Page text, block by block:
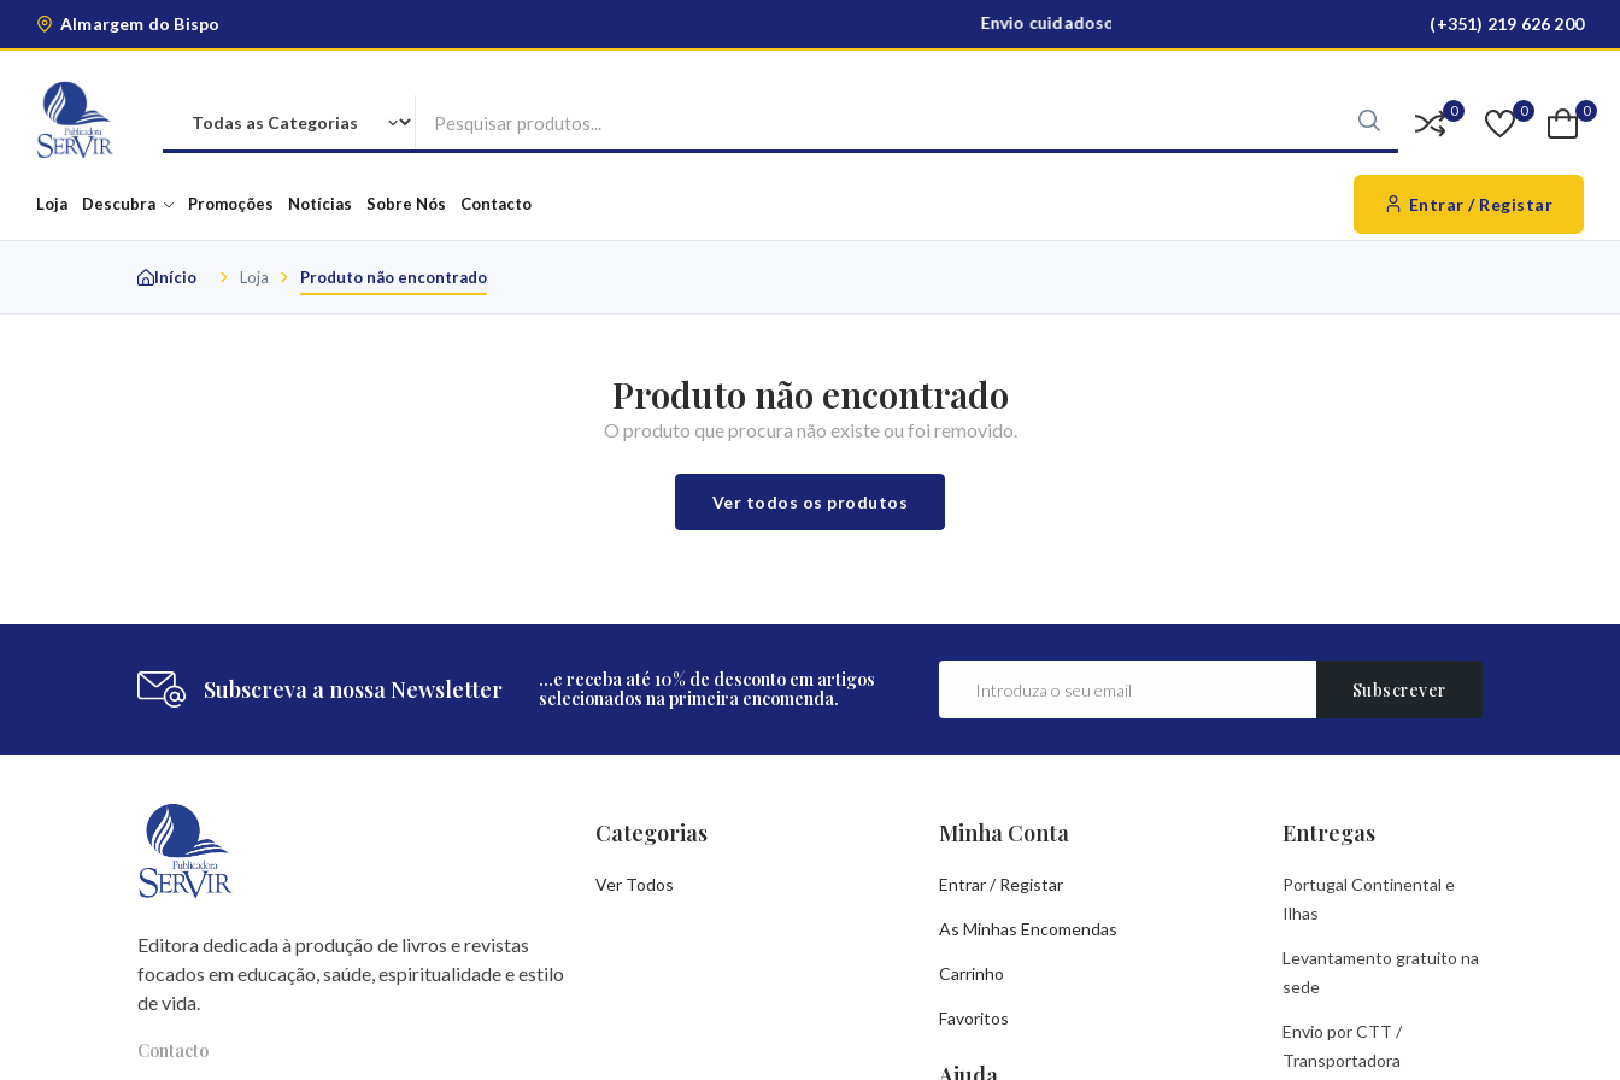
Almargem do Bispo Envio cuidadoso para todo o país (+351) 219 626 200
0 0 0
Loja Descubra Promoções Notícias Sobre Nós Contacto Entrar / Registar
Início Loja Produto não encontrado
Produto não encontrado
O produto que procura não existe ou foi removido.
Ver todos os produtos
Subscreva a nossa Newsletter
...e receba até 10% de desconto em artigos
selecionados na primeira encomenda.
Subscrever
Editora dedicada à produção de livros e revistas
focados em educação, saúde, espiritualidade e estilo
de vida.
Contacto
Categorias
Ver Todos
Minha Conta
Entrar / Registar
As Minhas Encomendas
Carrinho
Favoritos
Entregas
Portugal Continental e
Ilhas
Levantamento gratuito na
sede
Envio por CTT /
Transportadora